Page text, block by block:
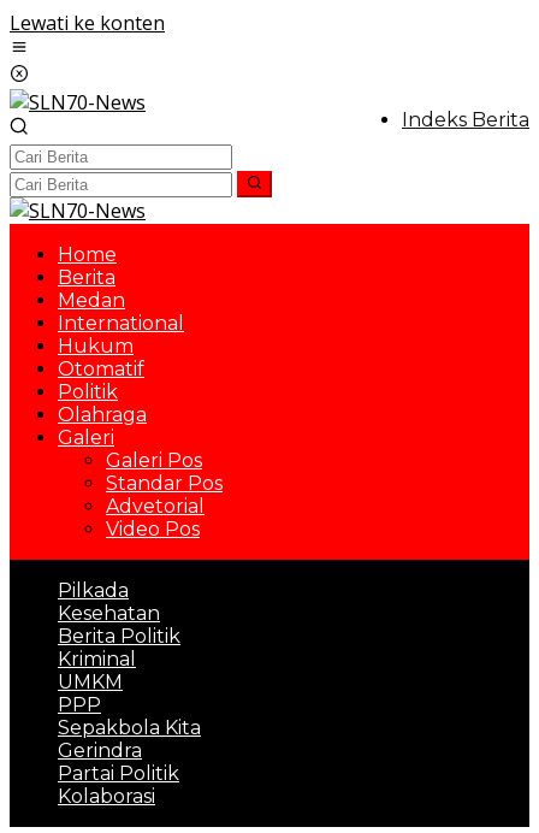
Lewati ke konten
Indeks Berita
Home
Berita
Medan
International
Hukum
Otomatif
Politik
Olahraga
Galeri
Galeri Pos
Standar Pos
Advetorial
Video Pos
Pilkada
Kesehatan
Berita Politik
Kriminal
UMKM
PPP
Sepakbola Kita
Gerindra
Partai Politik
Kolaborasi